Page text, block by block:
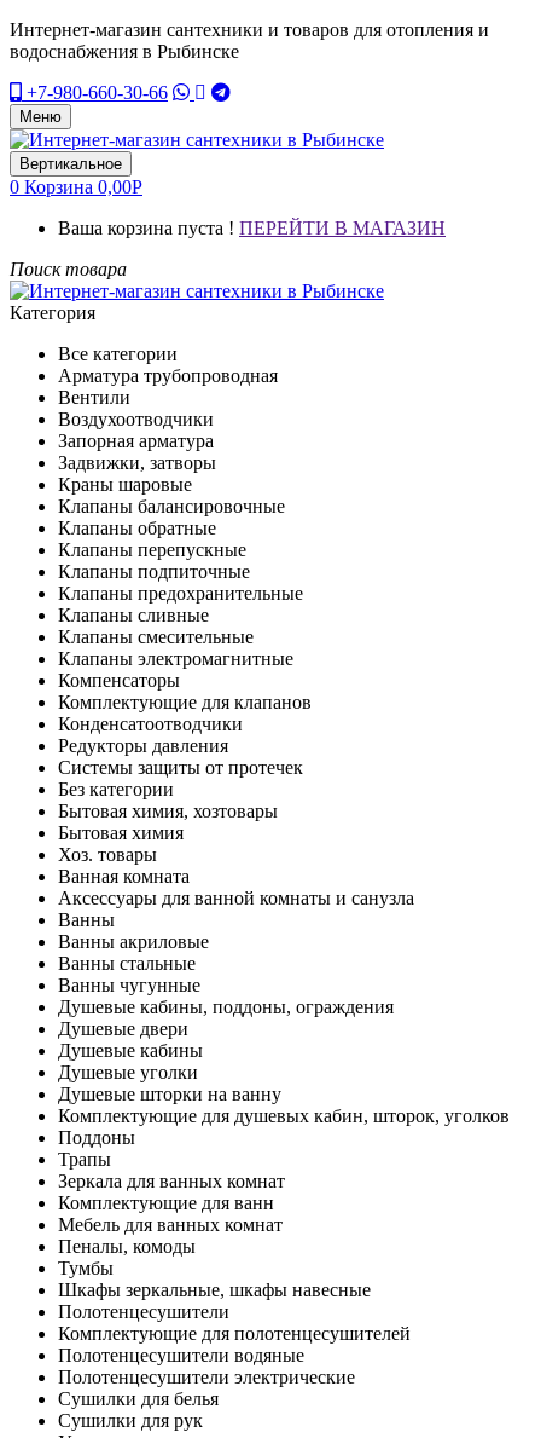
Интернет-магазин сантехники и товаров для отопления и
водоснабжения в Рыбинске
+7-980-660-30-66
Меню
Вертикальное
0 Корзина 0,00Р
Ваша корзина пуста ! ПЕРЕЙТИ В МАГАЗИН
Поиск товара
Категория
Все категории
Арматура трубопроводная
Вентили
Воздухоотводчики
Запорная арматура
Задвижки, затворы
Краны шаровые
Клапаны балансировочные
Клапаны обратные
Клапаны перепускные
Клапаны подпиточные
Клапаны предохранительные
Клапаны сливные
Клапаны смесительные
Клапаны электромагнитные
Компенсаторы
Комплектующие для клапанов
Конденсатоотводчики
Редукторы давления
Системы защиты от протечек
Без категории
Бытовая химия, хозтовары
Бытовая химия
Хоз. товары
Ванная комната
Аксессуары для ванной комнаты и санузла
Ванны
Ванны акриловые
Ванны стальные
Ванны чугунные
Душевые кабины, поддоны, ограждения
Душевые двери
Душевые кабины
Душевые уголки
Душевые шторки на ванну
Комплектующие для душевых кабин, шторок, уголков
Поддоны
Трапы
Зеркала для ванных комнат
Комплектующие для ванн
Мебель для ванных комнат
Пеналы, комоды
Тумбы
Шкафы зеркальные, шкафы навесные
Полотенцесушители
Комплектующие для полотенцесушителей
Полотенцесушители водяные
Полотенцесушители электрические
Сушилки для белья
Сушилки для рук